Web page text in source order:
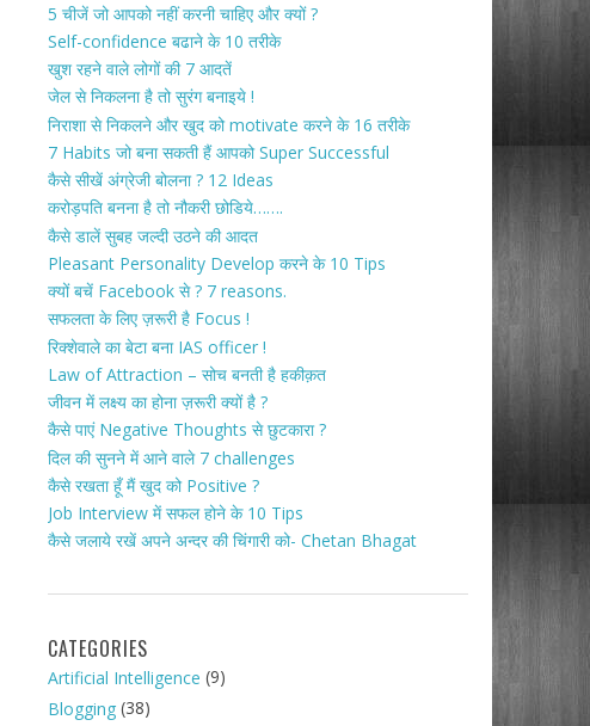
5 चीजें जो आपको नहीं करनी चाहिए और क्यों ?
Self-confidence बढाने के 10 तरीके
खुश रहने वाले लोगों की 7 आदतें
जेल से निकलना है तो सुरंग बनाइये !
निराशा से निकलने और खुद को motivate करने के 16 तरीके
7 Habits जो बना सकती हैं आपको Super Successful
कैसे सीखें अंग्रेजी बोलना ? 12 Ideas
करोड़पति बनना है तो नौकरी छोडिये…….
कैसे डालें सुबह जल्दी उठने की आदत
Pleasant Personality Develop करने के 10 Tips
क्यों बचें Facebook से ? 7 reasons.
सफलता के लिए ज़रूरी है Focus !
रिक्शेवाले का बेटा बना IAS officer !
Law of Attraction – सोच बनती है हकीक़त
जीवन में लक्ष्य का होना ज़रूरी क्यों है ?
कैसे पाएं Negative Thoughts से छुटकारा ?
दिल की सुनने में आने वाले 7 challenges
कैसे रखता हूँ मैं खुद को Positive ?
Job Interview में सफल होने के 10 Tips
कैसे जलाये रखें अपने अन्दर की चिंगारी को- Chetan Bhagat
CATEGORIES
Artificial Intelligence (9)
Blogging(38)